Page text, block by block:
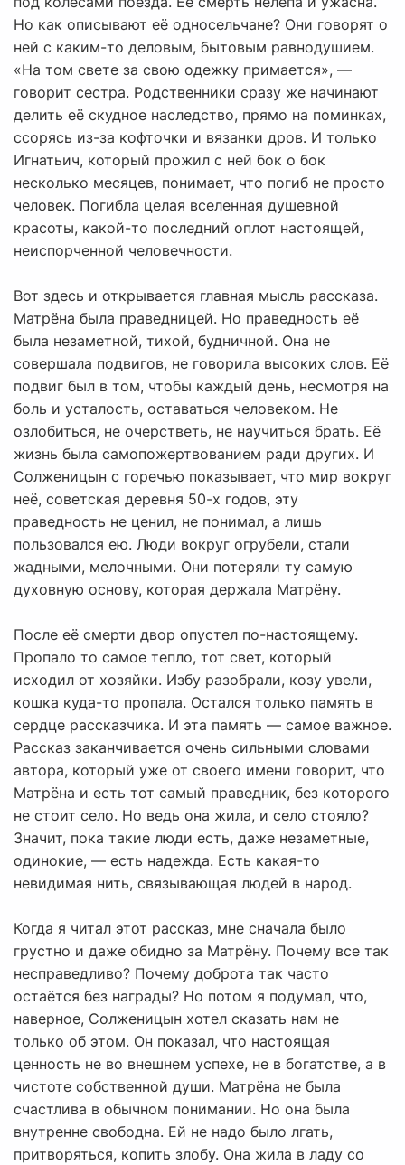
Но как описывают её односельчане? Они говорят о
ней с каким-то деловым, бытовым равнодушием.
«На том свете за свою одежку примается», —
говорит сестра. Родственники сразу же начинают
делить её скудное наследство, прямо на поминках,
ссорясь из-за кофточки и вязанки дров. И только
Игнатьич, который прожил с ней бок о бок
несколько месяцев, понимает, что погиб не просто
человек. Погибла целая вселенная душевной
красоты, какой-то последний оплот настоящей,
неиспорченной человечности.
Вот здесь и открывается главная мысль рассказа.
Матрёна была праведницей. Но праведность её
была незаметной, тихой, будничной. Она не
совершала подвигов, не говорила высоких слов. Её
подвиг был в том, чтобы каждый день, несмотря на
боль и усталость, оставаться человеком. Не
озлобиться, не очерстветь, не научиться брать. Её
жизнь была самопожертвованием ради других. И
Солженицын с горечью показывает, что мир вокруг
неё, советская деревня 50-х годов, эту
праведность не ценил, не понимал, а лишь
пользовался ею. Люди вокруг огрубели, стали
жадными, мелочными. Они потеряли ту самую
духовную основу, которая держала Матрёну.
После её смерти двор опустел по-настоящему.
Пропало то самое тепло, тот свет, который
исходил от хозяйки. Избу разобрали, козу увели,
кошка куда-то пропала. Остался только память в
сердце рассказчика. И эта память — самое важное.
Рассказ заканчивается очень сильными словами
автора, который уже от своего имени говорит, что
Матрёна и есть тот самый праведник, без которого
не стоит село. Но ведь она жила, и село стояло?
Значит, пока такие люди есть, даже незаметные,
одинокие, — есть надежда. Есть какая-то
невидимая нить, связывающая людей в народ.
Когда я читал этот рассказ, мне сначала было
грустно и даже обидно за Матрёну. Почему все так
несправедливо? Почему доброта так часто
остаётся без награды? Но потом я подумал, что,
наверное, Солженицын хотел сказать нам не
только об этом. Он показал, что настоящая
ценность не во внешнем успехе, не в богатстве, а в
чистоте собственной души. Матрёна не была
счастлива в обычном понимании. Но она была
внутренне свободна. Ей не надо было лгать,
притворяться, копить злобу. Она жила в ладу со